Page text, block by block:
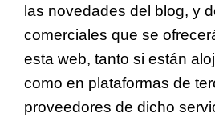
las novedades del blog, y
comerciales que se
esta web, tanto si están
como en plataformas de
proveedores de dicho